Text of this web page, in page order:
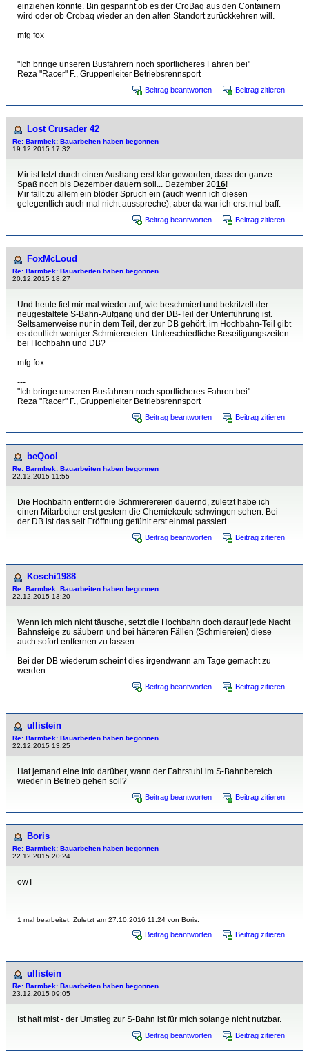
einziehen könnte. Bin gespannt ob es der CroBaq aus den Containern
wird oder ob Crobaq wieder an den alten Standort zurückkehren will.
mfg fox
---
"Ich bringe unseren Busfahrern noch sportlicheres Fahren bei"
Reza "Racer" F., Gruppenleiter Betriebsrennsport
Beitrag beantworten Beitrag zitieren
Lost Crusader 42
Re: Barmbek: Bauarbeiten haben begonnen
19.12.2015 17:32
Mir ist letzt durch einen Aushang erst klar geworden, dass der ganze
Spaß noch bis Dezember dauern soll... Dezember 2016!
Mir fällt zu allem ein blöder Spruch ein (auch wenn ich diesen
gelegentlich auch mal nicht ausspreche), aber da war ich erst mal baff.
Beitrag beantworten Beitrag zitieren
FoxMcLoud
Re: Barmbek: Bauarbeiten haben begonnen
20.12.2015 18:27
Und heute fiel mir mal wieder auf, wie beschmiert und bekritzelt der
neugestaltete S-Bahn-Aufgang und der DB-Teil der Unterführung ist.
Seltsamerweise nur in dem Teil, der zur DB gehört, im Hochbahn-Teil gibt
es deutlich weniger Schmierereien. Unterschiedliche Beseitigungszeiten
bei Hochbahn und DB?
mfg fox
---
"Ich bringe unseren Busfahrern noch sportlicheres Fahren bei"
Reza "Racer" F., Gruppenleiter Betriebsrennsport
Beitrag beantworten Beitrag zitieren
beQool
Re: Barmbek: Bauarbeiten haben begonnen
22.12.2015 11:55
Die Hochbahn entfernt die Schmierereien dauernd, zuletzt habe ich
einen Mitarbeiter erst gestern die Chemiekeule schwingen sehen. Bei
der DB ist das seit Eröffnung gefühlt erst einmal passiert.
Beitrag beantworten Beitrag zitieren
Koschi1988
Re: Barmbek: Bauarbeiten haben begonnen
22.12.2015 13:20
Wenn ich mich nicht täusche, setzt die Hochbahn doch darauf jede Nacht
Bahnsteige zu säubern und bei härteren Fällen (Schmiereien) diese
auch sofort entfernen zu lassen.
Bei der DB wiederum scheint dies irgendwann am Tage gemacht zu
werden.
Beitrag beantworten Beitrag zitieren
ullistein
Re: Barmbek: Bauarbeiten haben begonnen
22.12.2015 13:25
Hat jemand eine Info darüber, wann der Fahrstuhl im S-Bahnbereich
wieder in Betrieb gehen soll?
Beitrag beantworten Beitrag zitieren
Boris
Re: Barmbek: Bauarbeiten haben begonnen
22.12.2015 20:24
owT
1 mal bearbeitet. Zuletzt am 27.10.2016 11:24 von Boris.
Beitrag beantworten Beitrag zitieren
ullistein
Re: Barmbek: Bauarbeiten haben begonnen
23.12.2015 09:05
Ist halt mist - der Umstieg zur S-Bahn ist für mich solange nicht nutzbar.
Beitrag beantworten Beitrag zitieren